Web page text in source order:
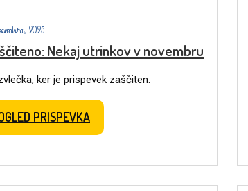
2025
Nekaj utrinkov v novembru
ker je prispevek zaščiten.
PRISPEVKA